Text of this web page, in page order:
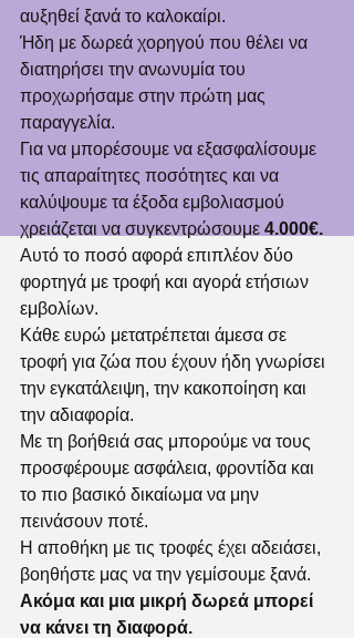
αυξηθεί ξανά το καλοκαίρι.
Ήδη με δωρεά χορηγού που θέλει να
διατηρήσει την ανωνυμία του
προχωρήσαμε στην πρώτη μας
παραγγελία.
Για να μπορέσουμε να εξασφαλίσουμε
τις απαραίτητες ποσότητες και να
καλύψουμε τα έξοδα εμβολιασμού
χρειάζεται να συγκεντρώσουμε 4.000€.
Αυτό το ποσό αφορά επιπλέον δύο
φορτηγά με τροφή και αγορά ετήσιων
εμβολίων.
Κάθε ευρώ μετατρέπεται άμεσα σε
τροφή για ζώα που έχουν ήδη γνωρίσει
την εγκατάλειψη, την κακοποίηση και
την αδιαφορία.
Με τη βοήθειά σας μπορούμε να τους
προσφέρουμε ασφάλεια, φροντίδα και
το πιο βασικό δικαίωμα να μην
πεινάσουν ποτέ.
Η αποθήκη με τις τροφές έχει αδειάσει,
βοηθήστε μας να την γεμίσουμε ξανά.
Ακόμα και μια μικρή δωρεά μπορεί
να κάνει τη διαφορά.